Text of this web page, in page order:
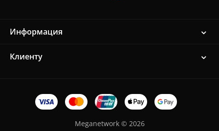
Информация
Клиенту
Meganetwork © 2026